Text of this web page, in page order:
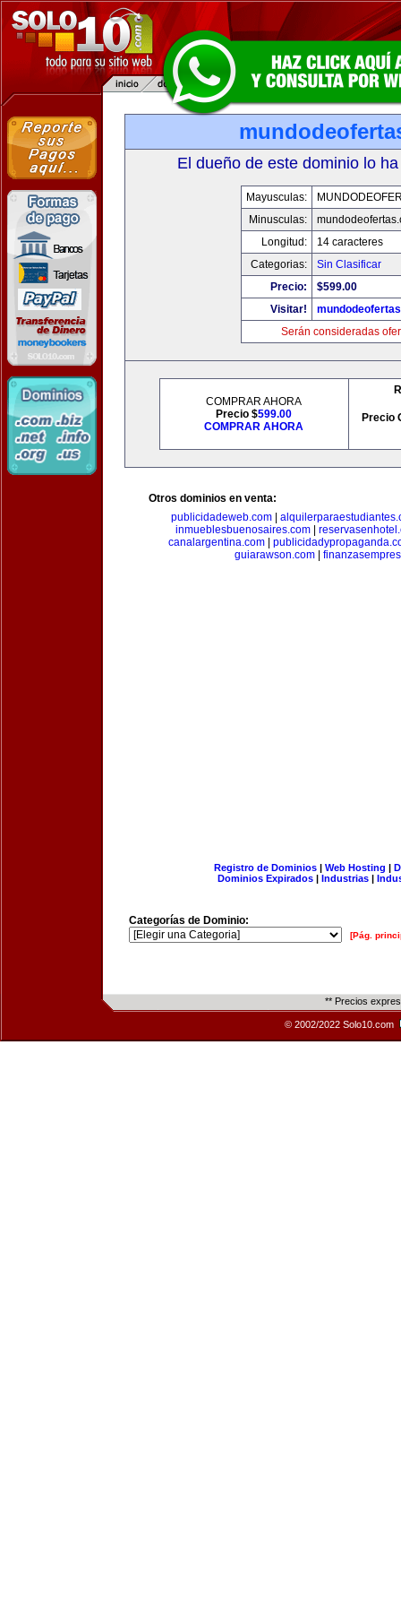
El dueño de este dominio lo
Mayusculas:
Minusculas:
Longitud:
14 caracteres
Categorias:
Sin Clasificar
Precio:
$599.00
Visitar!
Serán consideradas
COMPRAR AHORA
Precio $599.00
COMPRAR AHORA
Precio
Otros dominios en venta:
publicidadeweb.com|
inmueblesbuenosaires.com
canalargentina.com|
guiarawson.com|
Registro de Dominios| Web Hosting |
Dominios Expirados | Industrias |
Categorías de Dominio:
[Pág.
** Precios
© 2002/2022 Solo10.com